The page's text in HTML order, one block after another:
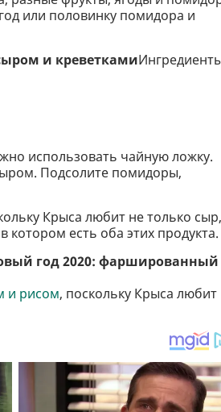
или половинку помидора и
и креветками
использовать чайную ложку.
Подсолите помидоры,
Крыса любит не только сыр,
котором есть оба этих продукта.
год 2020: фаршированный
и рисом, поскольку Крыса любит